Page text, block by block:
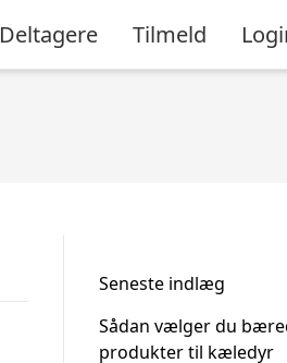
Deltagere Tilmeld
Seneste indlæg
Sådan vælger du
produkter til kæledyr